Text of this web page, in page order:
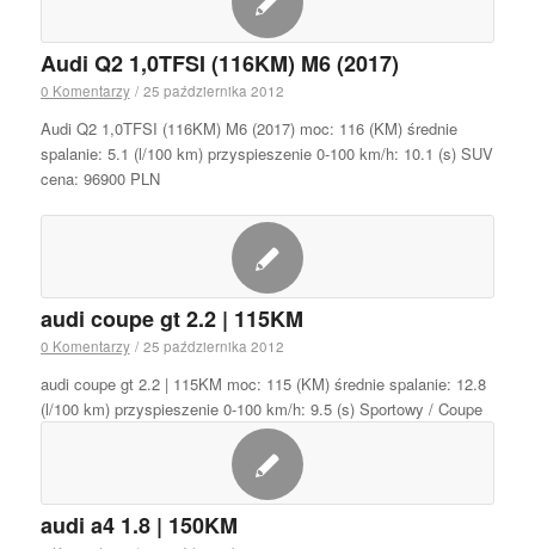
Audi Q2 1,0TFSI (116KM) M6 (2017)
0 Komentarzy / 25 października 2012
Audi Q2 1,0TFSI (116KM) M6 (2017) moc: 116 (KM) średnie
spalanie: 5.1 (l/100 km) przyspieszenie 0-100 km/h: 10.1 (s) SUV
cena: 96900 PLN
audi coupe gt 2.2 | 115KM
0 Komentarzy / 25 października 2012
audi coupe gt 2.2 | 115KM moc: 115 (KM) średnie spalanie: 12.8
(l/100 km) przyspieszenie 0-100 km/h: 9.5 (s) Sportowy / Coupe
audi a4 1.8 | 150KM